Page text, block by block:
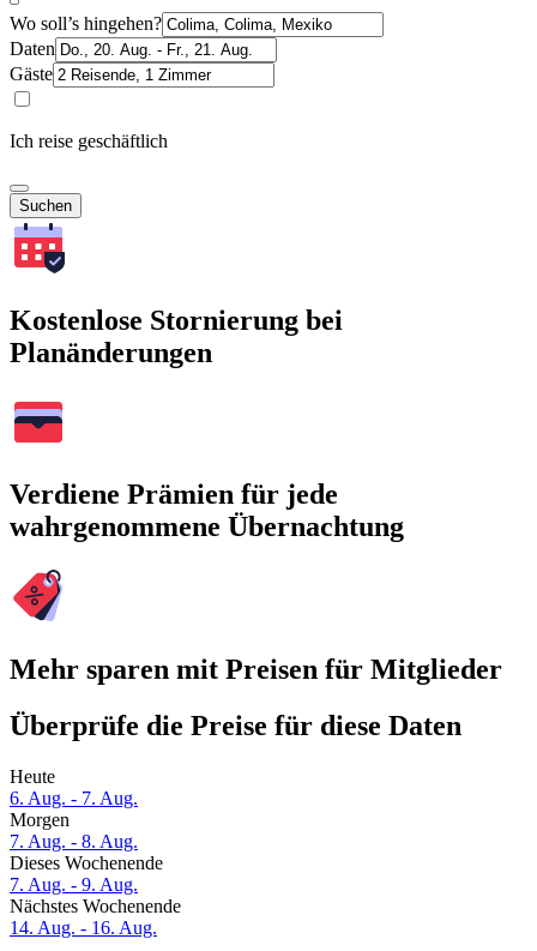
Wo soll’s hingehen?
Daten
Gäste
Ich reise geschäftlich
Suchen
Kostenlose Stornierung bei
Planänderungen
Verdiene Prämien für jede
wahrgenommene Übernachtung
Mehr sparen mit Preisen für Mitglieder
Überprüfe die Preise für diese Daten
Heute
6. Aug. - 7. Aug.
Morgen
7. Aug. - 8. Aug.
Dieses Wochenende
7. Aug. - 9. Aug.
Nächstes Wochenende
14. Aug. - 16. Aug.